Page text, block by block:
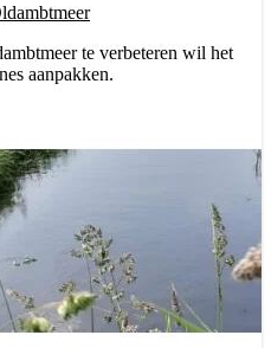
te verbeteren wil het
aanpakken.